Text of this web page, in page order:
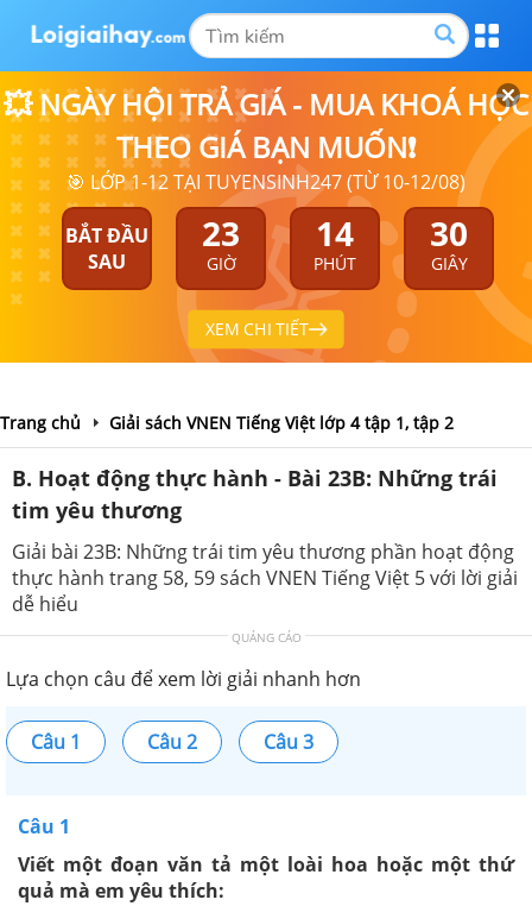
💥 NGÀY HỘI TRẢ GIÁ - MUA KHOÁ HỌC
THEO GIÁ BẠN MUỐN❗
🎯 LỚP 1-12 TẠI TUYENSINH247 (TỪ 10-12/08)
BẮT ĐẦU
SAU
23
GIỜ
14
PHÚT
29
GIÂY
XEM CHI TIẾT
Trang chủ Giải sách VNEN Tiếng Việt lớp 4 tập 1, tập 2
B. Hoạt động thực hành - Bài 23B: Những trái
tim yêu thương
Giải bài 23B: Những trái tim yêu thương phần hoạt động
thực hành trang 58, 59 sách VNEN Tiếng Việt 5 với lời giải
dễ hiểu
QUẢNG CÁO
Lựa chọn câu để xem lời giải nhanh hơn
Câu 1 Câu 2 Câu 3
Câu 1
Viết một đoạn văn tả một loài hoa hoặc một thứ
quả mà em yêu thích: